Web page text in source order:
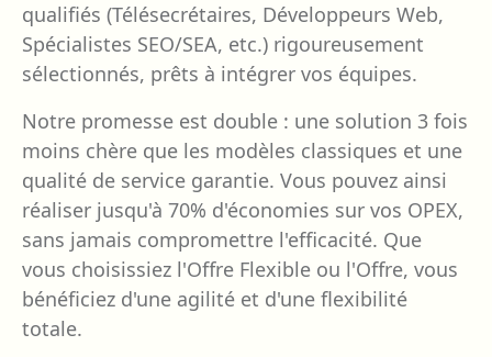
qualifiés (Télésecrétaires, Développeurs Web,
Spécialistes SEO/SEA, etc.) rigoureusement
sélectionnés, prêts à intégrer vos équipes.
Notre promesse est double : une solution 3 fois
moins chère que les modèles classiques et une
qualité de service garantie. Vous pouvez ainsi
réaliser jusqu'à 70% d'économies sur vos OPEX,
sans jamais compromettre l'efficacité. Que
vous choisissiez l'Offre Flexible ou l'Offre, vous
bénéficiez d'une agilité et d'une flexibilité
totale.